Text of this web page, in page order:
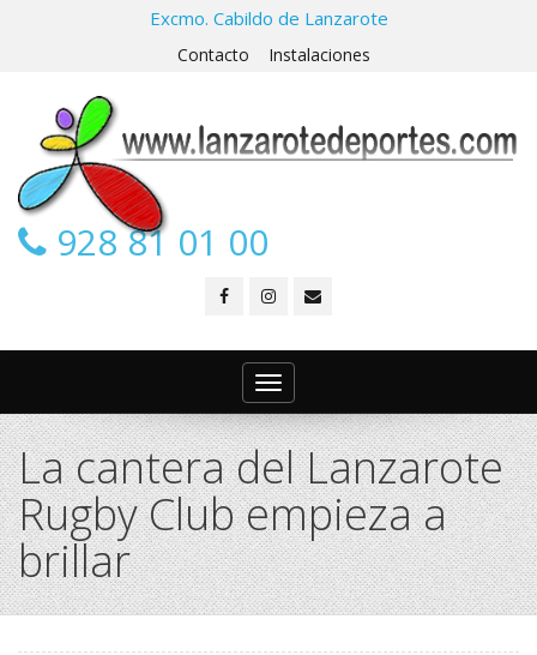
Excmo. Cabildo de Lanzarote
Contacto Instalaciones
928 81 01 00
Toggle
navigation
La cantera del Lanzarote
Rugby Club empieza a
brillar